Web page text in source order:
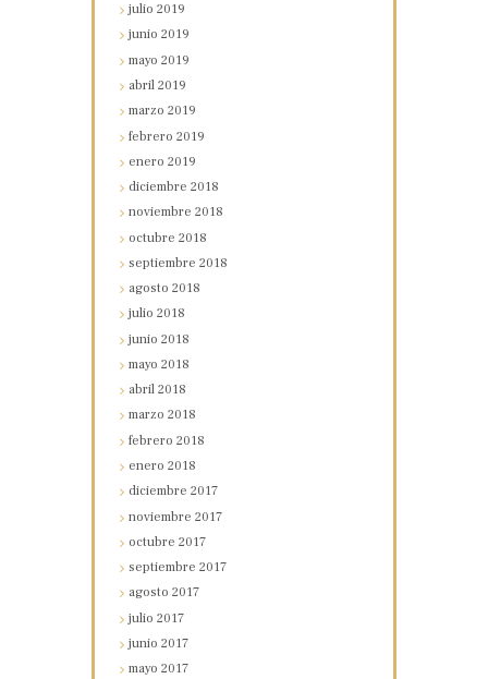
julio2019
junio2019
mayo2019
abril2019
marzo2019
febrero2019
enero2019
diciembre2018
noviembre2018
octubre2018
septiembre2018
agosto2018
julio2018
junio2018
mayo2018
abril2018
marzo2018
febrero2018
enero2018
diciembre2017
noviembre2017
octubre2017
septiembre2017
agosto2017
julio2017
junio2017
mayo2017